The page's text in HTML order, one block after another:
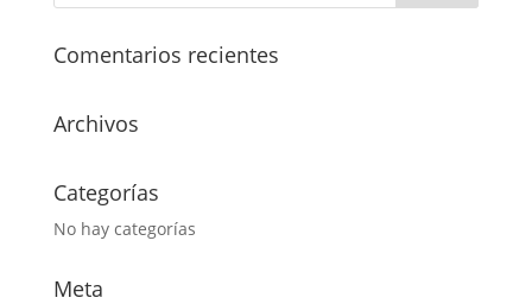
Comentarios recientes
Archivos
Categorías
No hay categorías
Meta